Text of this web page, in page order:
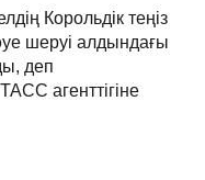
Корольдік теңіз
шеруі алдындағы
деп
агенттігіне